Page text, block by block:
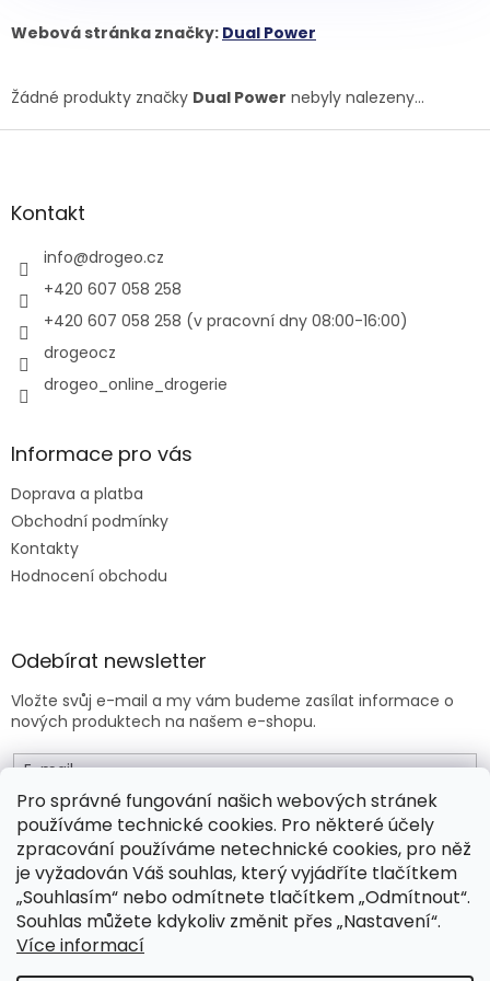
Pro správné fungování našich webových stránek
používáme technické cookies. Pro některé účely
zpracování používáme netechnické cookies, pro něž
je vyžadován Váš souhlas, který vyjádříte tlačítkem
„Souhlasím“ nebo odmítnete tlačítkem „Odmítnout“.
Souhlas můžete kdykoliv změnit přes „Nastavení“.
Více informací
Webová stránka značky: Dual Power
Žádné produkty značky Dual Power nebyly nalezeny...
Z
aKontakt
info@drogeo.cz
+420 607 058 258
+420 607 058 258 (v pracovní dny 08:00-16:00)
drogeocz
drogeo_online_drogerie
Informace pro vás
Doprava a platba
Obchodní podmínky
Kontakty
Hodnocení obchodu
Odebírat newsletter
Vložte svůj e-mail a my vám budeme zasílat informace o
nových produktech na našem e-shopu.
E-mail
Vložením e-mailu souhlasíte sobchodními podmínkami .
PŘIHLÁSIT SE